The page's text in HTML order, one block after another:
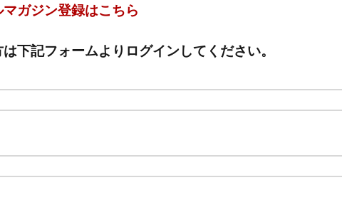
ガジン登録はこちら
下記フォームよりログインしてください。